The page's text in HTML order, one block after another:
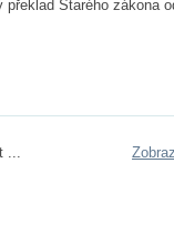
Starého zákona
...